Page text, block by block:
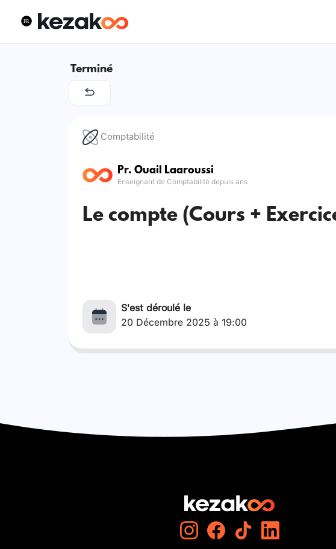
Terminé
Comptabilité
Pr. Ouail Laaroussi
Enseignant de Comptabilité depuis ans
Le compte (Cours +
S'est déroulé le
20 Décembre 2025 à 19:00